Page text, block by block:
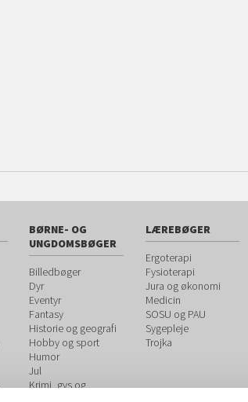
BØRNE- OG
UNGDOMSBØGER
Billedbøger
Dyr
Eventyr
Fantasy
Historie og geografi
Hobby og sport
Humor
Jul
Krimi, gys og
LÆREBØGER
Ergoterapi
Fysioterapi
Jura og økonomi
Medicin
SOSU og PAU
Sygepleje
Trojka